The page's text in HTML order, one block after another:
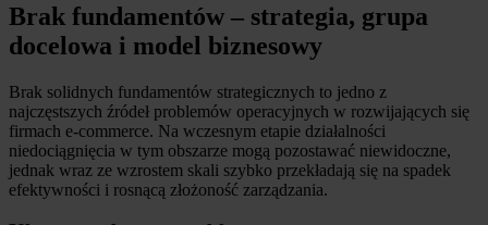
Brak fundamentów – strategia, grupa
docelowa i model biznesowy
Brak solidnych fundamentów strategicznych to jedno z
najczęstszych źródeł problemów operacyjnych w rozwijających się
firmach e-commerce. Na wczesnym etapie działalności
niedociągnięcia w tym obszarze mogą pozostawać niewidoczne,
jednak wraz ze wzrostem skali szybko przekładają się na spadek
efektywności i rosnącą złożoność zarządzania.